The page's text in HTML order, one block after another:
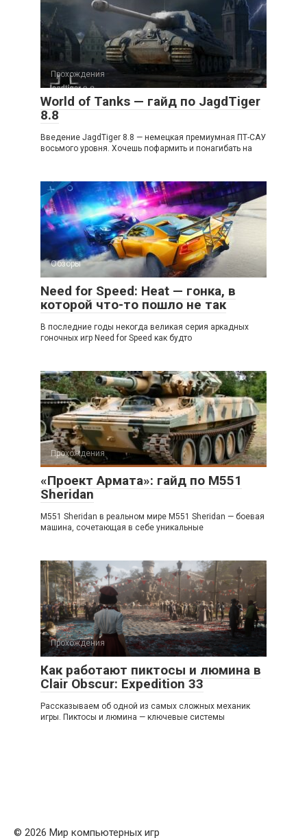
Прохождения
World of Tanks — гайд по JagdTiger
8.8
Введение JagdTiger 8.8 — немецкая премиумная ПТ-САУ
восьмого уровня. Хочешь пофармить и понагибать на
Обзоры
Need for Speed: Heat — гонка, в
которой что-то пошло не так
В последние годы некогда великая серия аркадных
гоночных игр Need for Speed как будто
Прохождения
«Проект Армата»: гайд по M551
Sheridan
M551 Sheridan в реальном мире M551 Sheridan — боевая
машина, сочетающая в себе уникальные
Прохождения
Как работают пиктосы и люмина в
Clair Obscur: Expedition 33
Рассказываем об одной из самых сложных механик
игры. Пиктосы и люмина — ключевые системы
© 2026 Мир компьютерных игр